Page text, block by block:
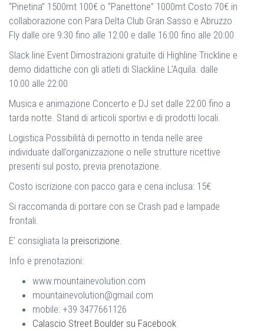
“Pinetina” 1500mt 100€ o “Panettone” 1000mt Costo 70€ in
collaborazione con Para Delta Club Gran Sasso e Abruzzo
Fly dalle ore 9:30 fino alle 12:00 e dalle 16:00 fino alle 20:00
Slack line Event Dimostrazioni gratuite di Highline Trickline e
demo didattiche con gli atleti di Slackline L’Aquila. dalle
10:00 alle 22:00
Musica e animazione Concerto e DJ set dalle 22:00 fino a
tarda notte. Stand di articoli sportivi e di prodotti locali.
Logistica Possibilità di pernotto in tenda nelle aree
individuate dall’organizzazione o nelle strutture ricettive
presenti sul posto, previa prenotazione.
Costo iscrizione con pacco gara e cena inclusa: 15€
Si raccomanda di portare con se Crash pad e lampade
frontali.
E’ consigliata la preiscrizione.
Info e prenotazioni:
www.mountainevolution.com
mountainevolution@gmail.com
mobile: +39 3477661126
Calascio Street Boulder su Facebook